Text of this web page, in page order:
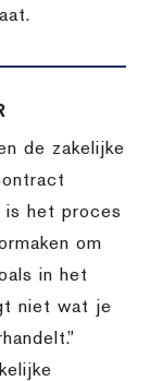
de zakelijke
is het proces
om
in het
niet wat je